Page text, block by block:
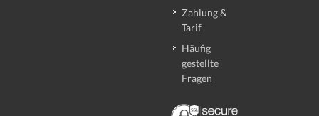
Zahlung &
Tarif
Häufig
gestellte
Fragen